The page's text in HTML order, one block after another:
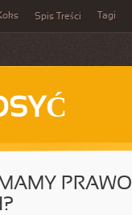
Spis Treści Tagi